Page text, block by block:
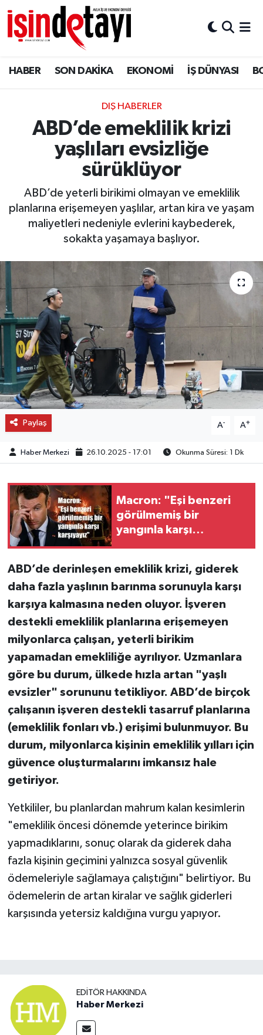
HABER SON DAKİKA EKONOMİ İŞ DÜNYASI
DIŞ HABERLER
ABD’de emeklilik krizi
yaşlıları evsizliğe
sürüklüyor
ABD’de yeterli birikimi olmayan ve emeklilik
planlarına erişemeyen yaşlılar, artan kira ve yaşam
maliyetleri nedeniyle evlerini kaybederek,
sokakta yaşamaya başlıyor.
Paylaş A- A+
Haber Merkezi 26.10.2025 - 17:01 Okunma Süresi: 1 Dk
Macron: "Eşi benzeri
görülmemiş bir
yangınla karşı
ABD’de derinleşen emeklilik krizi, giderek
daha fazla yaşlının barınma sorunuyla karşı
karşıya kalmasına neden oluyor. İşveren
destekli emeklilik planlarına erişemeyen
milyonlarca çalışan, yeterli birikim
yapamadan emekliliğe ayrılıyor. Uzmanlara
göre bu durum, ülkede hızla artan "yaşlı
evsizler" sorununu tetikliyor. ABD’de birçok
çalışanın işveren destekli tasarruf planlarına
(emeklilik fonları vb.) erişimi bulunmuyor. Bu
durum, milyonlarca kişinin emeklilik yılları için
güvence oluşturmalarını imkansız hale
getiriyor.
Yetkililer, bu planlardan mahrum kalan kesimlerin
"emeklilik öncesi dönemde yeterince birikim
yapmadıklarını, sonuç olarak da giderek daha
fazla kişinin geçimini yalnızca sosyal güvenlik
ödemeleriyle sağlamaya çalıştığını" belirtiyor. Bu
ödemelerin de artan kiralar ve sağlık giderleri
karşısında yetersiz kaldığına vurgu yapıyor.
EDITÖR HAKKINDA
Haber Merkezi
DÜNYA
Eğitim
ENERJİ HABERİ
GAYRİMENKUL
HABER
LOJİSTİK
OTO DETAY
SAĞLIK
SON DAKİKA
SPOR
FİNANS
Nöbetçi Eczaneler
Hava Durumu
İstanbul Namaz Vakitleri
Trafik Durumu
Süper Lig Puan Durumu ve Fikstür
Tüm Manşetler
Son Dakika Haberleri